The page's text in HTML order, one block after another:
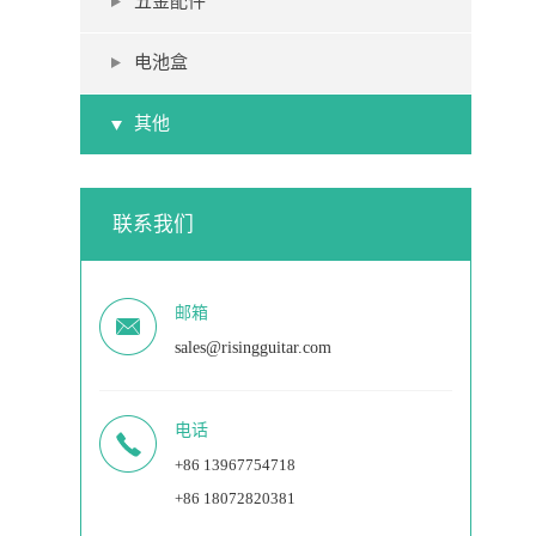
电池盒
其他
联系我们
邮箱
sales@risingguitar.com
电话
+86 13967754718
+86 18072820381